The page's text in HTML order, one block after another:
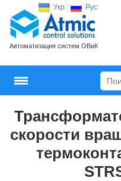
Укр Рус
Автоматизация систем ОВиК
скорости